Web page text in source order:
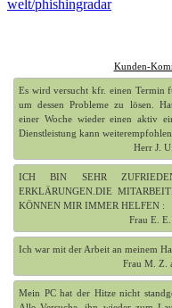
welt/phishingradar
Kunden-
Es wird versucht kfr. einen Termin
um dessen Probleme zu lösen.
einer Woche wieder einen aktiv
Dienstleistung kann weiterempfohlen
Herr J.
ICH BIN SEHR
ERKLÄRUNGEN.DIE
KÖNNEN MIR IMMER HELFEN :
Frau E.
Ich war mit der Arbeit an meinem
Frau M. Z.
Mein PC hat der Hitze nicht